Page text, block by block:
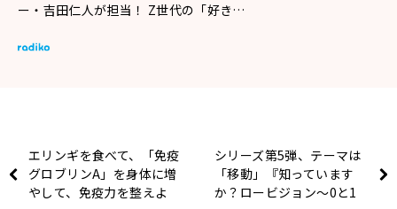
ー・吉田仁人が担当！ Z世代の「好き…
エリンギを食べて、「免疫
グロブリンA」を身体に増
やして、免疫力を整えよ
シリーズ第5弾、テーマは
「移動」『知っています
か？ロービジョン～0と1